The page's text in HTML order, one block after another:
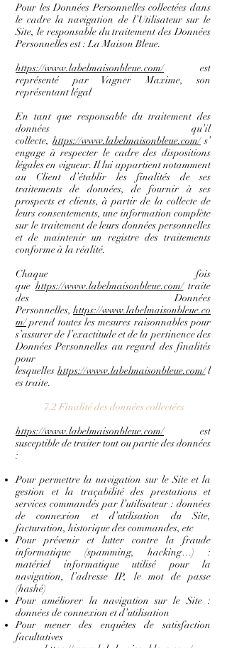
Pour les Données Personnelles collectées dans
le cadre la navigation de l’Utilisateur sur le
Site, le responsable du traitement des Données
Personnelles est : La Maison Bleue.
https://www.labelmaisonbleue.com/est
représenté par Vagner Maxime, son
représentant légal
En tant que responsable du traitement des
données qu’il
collecte, https://www.labelmaisonbleue.com/s’
engage à respecter le cadre des dispositions
légales en vigueur. Il lui appartient notamment
au Client d’établir les finalités de ses
traitements de données, de fournir à ses
prospects et clients, à partir de la collecte de
leurs consentements, une information complète
sur le traitement de leurs données personnelles
et de maintenir un registre des traitements
conforme à la réalité.
Chaque fois
que https://www.labelmaisonbleue.com/traite
des Données
Personnelles, https://www.labelmaisonbleue.co
m/prend toutes les mesures raisonnables pour
s’assurer de l’exactitude et de la pertinence des
Données Personnelles au regard des finalités
pour
lesquelles https://www.labelmaisonbleue.com/l
es traite.
7.2 Finalité des données collectées
https://www.labelmaisonbleue.com/est
susceptible de traiter tout ou partie des données
:
Pour permettre la navigation sur le Site et la
gestion et la traçabilité des prestations et
services commandés par l’utilisateur : données
de connexion et d’utilisation du Site,
facturation, historique des commandes, etc
Pour prévenir et lutter contre la fraude
informatique (spamming, hacking…) :
matériel informatique utilisé pour la
navigation, l’adresse IP, le mot de passe
(hashé)
Pour améliorer la navigation sur le Site :
données de connexion et d’utilisation
Pour mener des enquêtes de satisfaction
facultatives